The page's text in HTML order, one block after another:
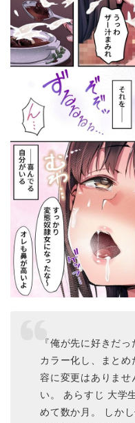
『俺が先に好きだ
カラー化し、まと
容に変更はありませ
い。 あらすじ 大学
めて数か月。 しか